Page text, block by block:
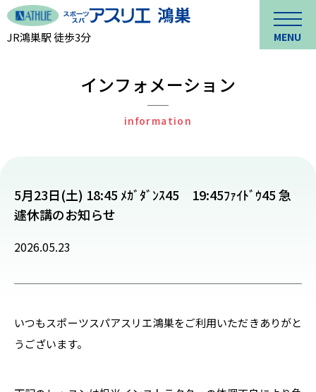
JR鴻巣駅 徒歩3分 MENU
インフォメーション
information
5月23日(土) 18:45 ﾒｶﾞﾀﾞﾝｽ45 19:45ﾌｧｲﾄﾞｳ45 急
遽休講のお知らせ
2026.05.23
いつもスポーツスパアスリエ鴻巣をご利用いただきありがと
うございます。